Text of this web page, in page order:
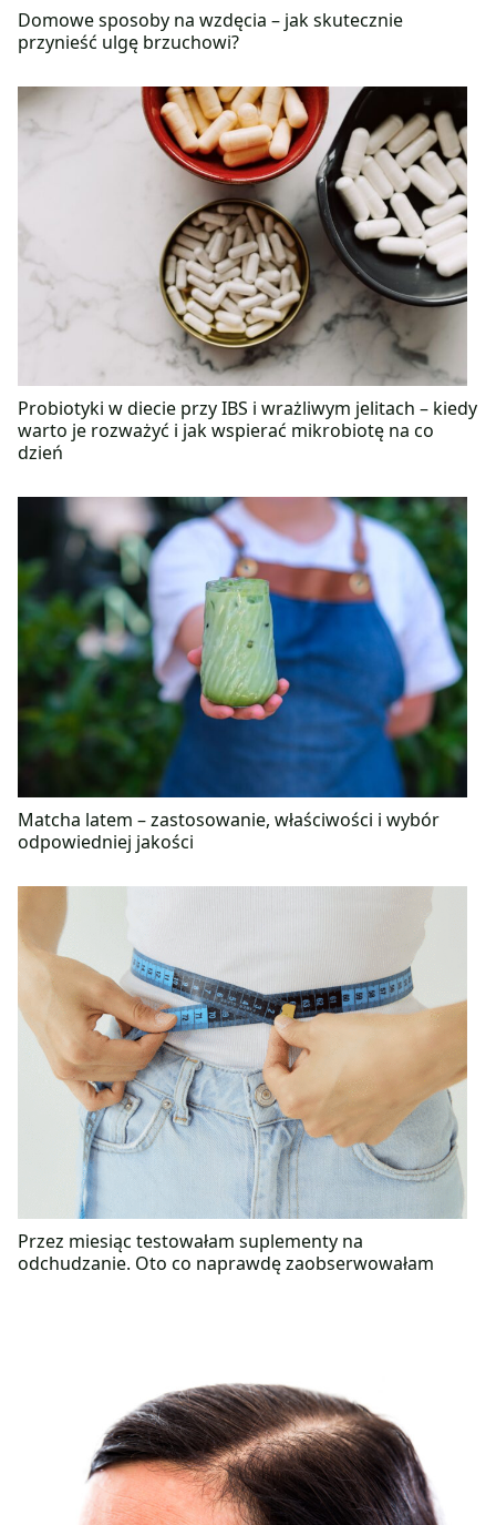
Domowe sposoby na wzdęcia – jak skutecznie
przynieść ulgę brzuchowi?
Probiotyki w diecie przy IBS i wrażliwym jelitach – kiedy
warto je rozważyć i jak wspierać mikrobiotę na co
dzień
Matcha latem – zastosowanie, właściwości i wybór
odpowiedniej jakości
Przez miesiąc testowałam suplementy na
odchudzanie. Oto co naprawdę zaobserwowałam